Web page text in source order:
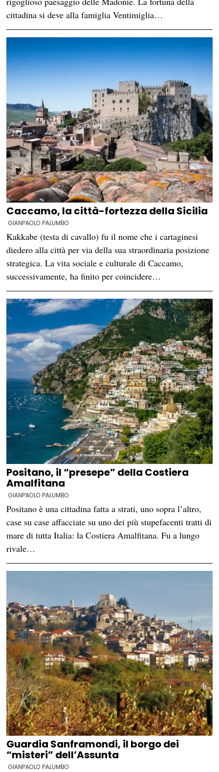
cittadina si deve alla famiglia Ventimiglia…
Caccamo, la città-fortezza della Sicilia
GIANPAOLO PALUMBO
Kakkabe (testa di cavallo) fu il nome che i cartaginesi
diedero alla città per via della sua straordinaria posizione
strategica. La vita sociale e culturale di Caccamo,
successivamente, ha finito per coincidere…
Positano, il “presepe” della Costiera
Amalfitana
GIANPAOLO PALUMBO
Positano è una cittadina fatta a strati, uno sopra l’altro,
case su case affacciate su uno dei più stupefacenti tratti di
mare di tutta Italia: la Costiera Amalfitana. Fu a lungo
rivale…
Guardia Sanframondi, il borgo dei
“misteri” dell’Assunta
GIANPAOLO PALUMBO